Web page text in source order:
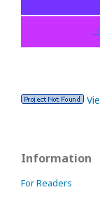
Information
For Readers